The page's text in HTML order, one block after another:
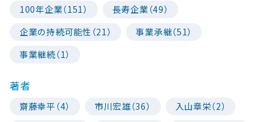
100年企業（151）
長寿企業（49）
企業の持続可能性（21）
事業承継（51）
事業継続（1）
著者
齋藤幸平（4） 市川宏雄（36）
入山章栄（2）